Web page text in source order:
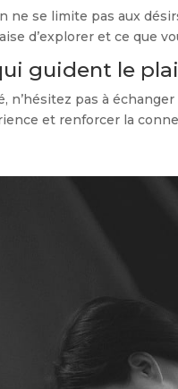
ne se limite pas aux
d’explorer et ce
guident le
n’hésitez pas à
et renforcer la